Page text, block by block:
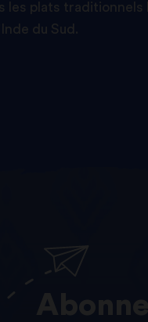
les plats traditionnels
du Sud.